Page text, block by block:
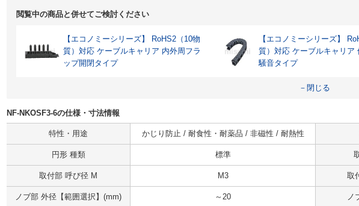
閲覧中の商品と併せてご検討ください
【エコノミーシリーズ】 RoHS2（10物
質）対応 ケーブルキャリア 内外周フラ
ップ開閉タイプ
【エコノミーシリーズ】
質）対応 ケーブルキャリア
騒音タイプ
－閉じる
NF-NKOSF3-6の仕様・寸法情報
特性・用途 かじり防止 / 耐食性・耐薬品 / 非磁性 / 耐熱性
円形 種類 標準
取付部 呼び径 M M3 取
ノブ部 外径【範囲選択】(mm) ～20 ノ